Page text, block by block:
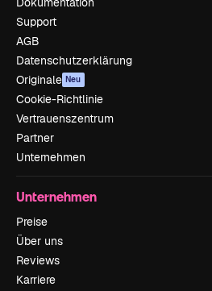
Support
AGB
Datenschutzerklärung
Originale Neu
Cookie-Richtlinie
Vertrauenszentrum
Partner
Unternehmen
Unternehmen
Preise
Über uns
Reviews
Karriere